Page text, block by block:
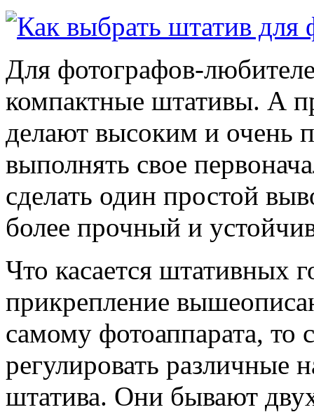
Для фотографов-
компактные штативы. А
делают высоким и
выполнять свое
сделать один простой
более прочный и
Что касается штативных
прикрепление
самому фотоаппарата,
регулировать различные
штатива. Они бывают